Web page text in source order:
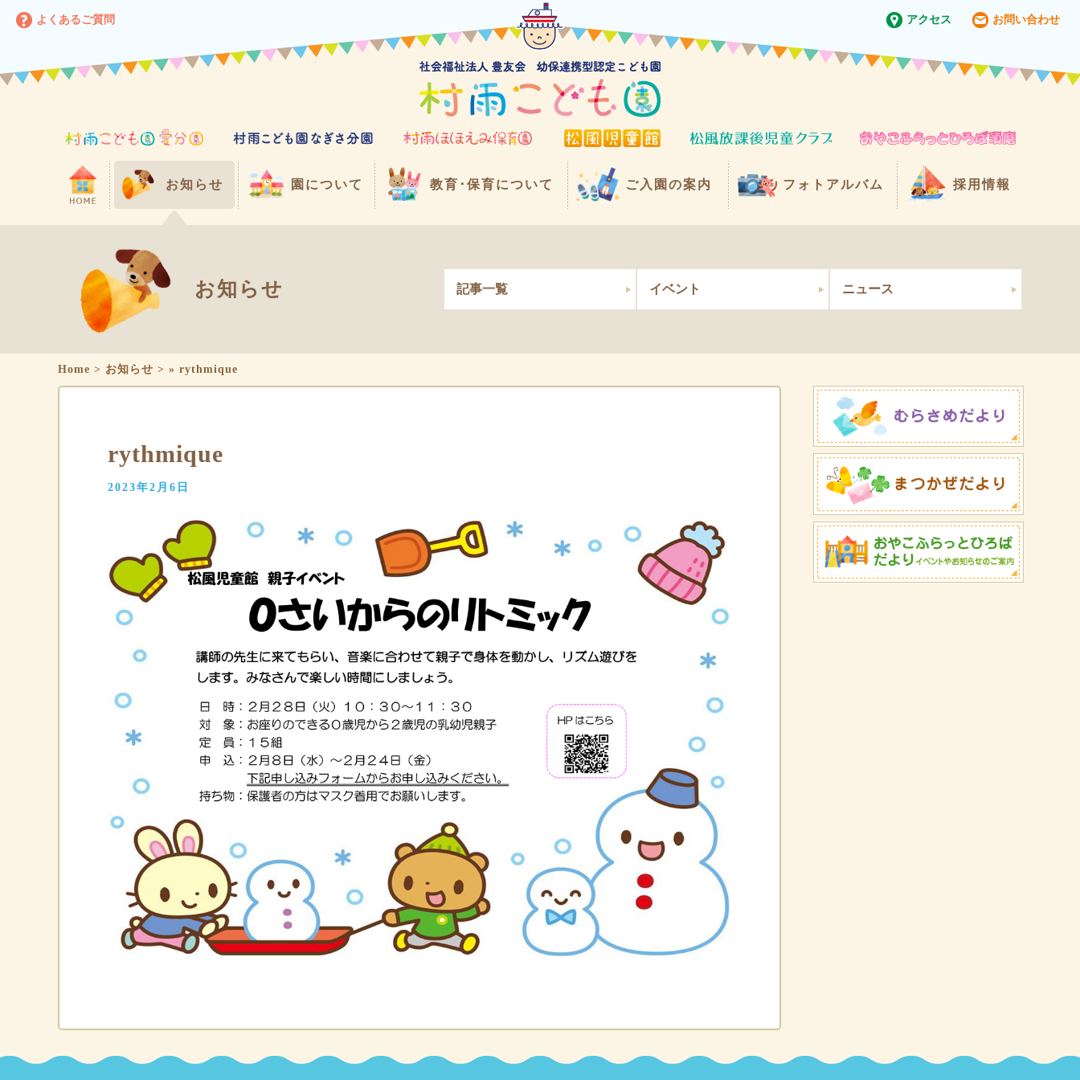
お知らせ 園について 教育･保育について ご入園の案内 フォトアルバム 採用情報
よくあるご質問 アクセス お問い合わせ
rythmique
2023年2月6日
Home > お知らせ > » rythmique
お知らせ 記事一覧 イベント ニュース